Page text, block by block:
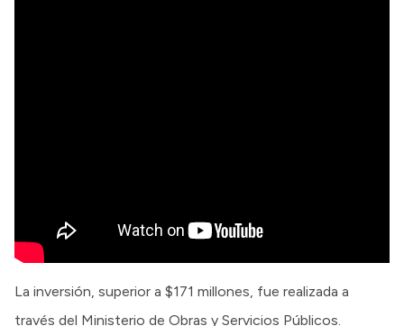
La inversión, superior a $171 millones, fue realizada a
través del Ministerio de Obras y Servicios Públicos.